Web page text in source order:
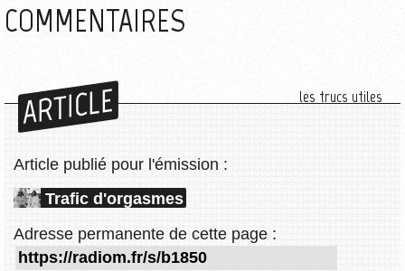
COMMENTAIRES
ARTICLE les trucs utiles
Article publié pour l'émission :
Trafic d'orgasmes
Adresse permanente de cette page :